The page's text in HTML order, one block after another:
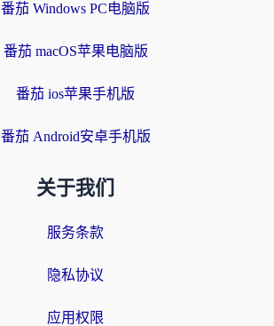
番茄 Windows PC电脑版
番茄 macOS苹果电脑版
番茄 ios苹果手机版
番茄 Android安卓手机版
关于我们
服务条款
隐私协议
应用权限